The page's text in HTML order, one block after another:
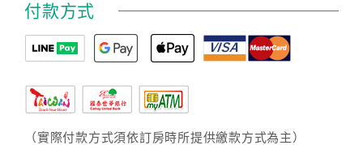
付款方式
（實際付款方式須依訂房時所提供繳款方式為主）